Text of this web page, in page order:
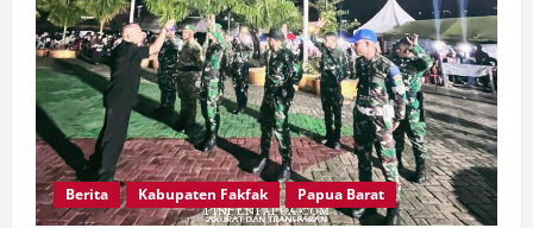
Berita Kabupaten Fakfak Papua Barat